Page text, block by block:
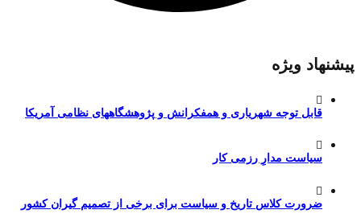
پیشنهاد ویژه
قابل توجه شهریاری و همفکرانش و پژوهشگاههای نظامی آمریکا
سیاست مدارِ رزمی کار
ضرورت کلاس تاریخ و سیاست برای برخی از تصمیم گیران کشور